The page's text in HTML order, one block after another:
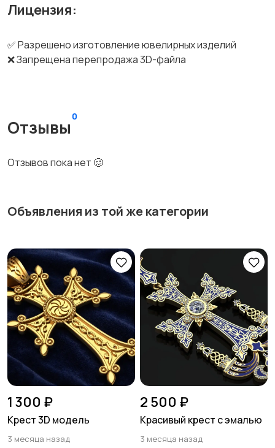
Лицензия:
✅ Разрешено изготовление ювелирных изделий
❌ Запрещена перепродажа 3D-файла
Отзывы
0
Отзывов пока нет 🥴
Объявления из той же категории
1 300 ₽
Крест 3D модель
3 месяца назад
2 500 ₽
Красивый крест с эмалью
3 месяца назад